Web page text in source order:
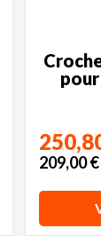
209,00